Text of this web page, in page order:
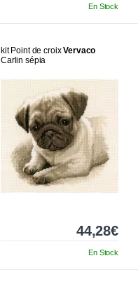
En Stock
kit Point de croixVervaco
Carlin sépia
44,28€
En Stock